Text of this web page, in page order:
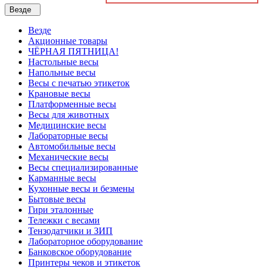
Везде
Везде
Акционные товары
ЧЁРНАЯ ПЯТНИЦА!
Настольные весы
Напольные весы
Весы с печатью этикеток
Крановые весы
Платформенные весы
Весы для животных
Медицинские весы
Лабораторные весы
Автомобильные весы
Механические весы
Весы специализированные
Карманные весы
Кухонные весы и безмены
Бытовые весы
Гири эталонные
Тележки с весами
Тензодатчики и ЗИП
Лабораторное оборудование
Банковское оборудование
Принтеры чеков и этикеток